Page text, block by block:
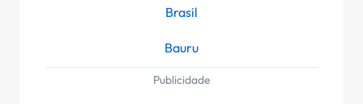
Brasil
Bauru
Publicidade